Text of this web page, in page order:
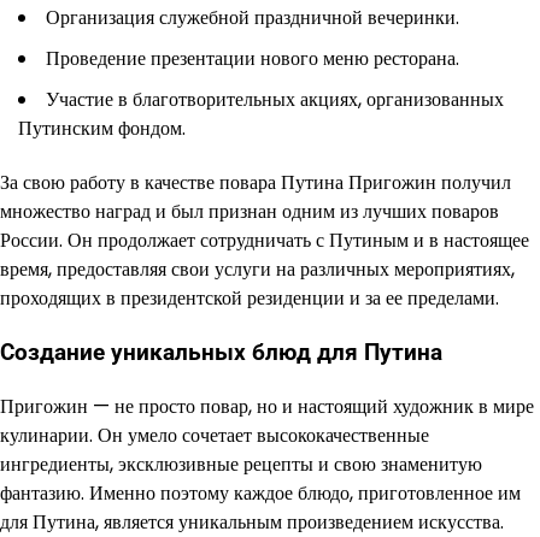
Организация служебной праздничной вечеринки.
Проведение презентации нового меню ресторана.
Участие в благотворительных акциях, организованных
Путинским фондом.
За свою работу в качестве повара Путина Пригожин получил
множество наград и был признан одним из лучших поваров
России. Он продолжает сотрудничать с Путиным и в настоящее
время, предоставляя свои услуги на различных мероприятиях,
проходящих в президентской резиденции и за ее пределами.
Создание уникальных блюд для Путина
Пригожин — не просто повар, но и настоящий художник в мире
кулинарии. Он умело сочетает высококачественные
ингредиенты, эксклюзивные рецепты и свою знаменитую
фантазию. Именно поэтому каждое блюдо, приготовленное им
для Путина, является уникальным произведением искусства.